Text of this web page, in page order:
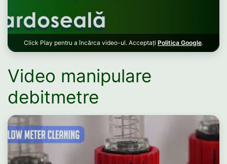
Click Play pentru a încărca video-ul. Acceptați Politica Google.
Video manipulare
debitmetre